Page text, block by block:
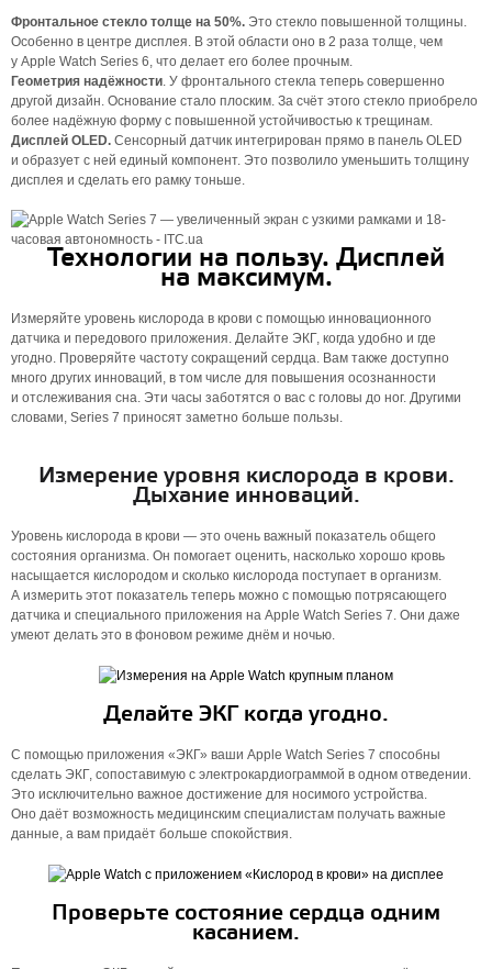
Фронтальное стекло толще на 50%. Это стекло повышенной толщины.
Особенно в центре дисплея. В этой области оно в 2 раза толще, чем
у Apple Watch Series 6, что делает его более прочным.
Геометрия надёжности. У фронтального стекла теперь совершенно
другой дизайн. Основание стало плоским. За счёт этого стекло приобрело
более надёжную форму с повышенной устойчивостью к трещинам.
Дисплей OLED. Сенсорный датчик интегрирован прямо в панель OLED
и образует с ней единый компонент. Это позволило уменьшить толщину
дисплея и сделать его рамку тоньше.
Технологии на пользу. Дисплей
на макси­мум.
Измеряйте уровень кислорода в крови с помощью иннова­ционного
датчика и передового приложения. Делайте ЭКГ, когда удобно и где
угодно. Проверяйте частоту сокращений сердца. Вам также доступно
много других инноваций, в том числе для повыше­ния осознанности
и отслеживания сна. Эти часы заботятся о вас с головы до ног. Другими
словами, Series 7 приносят заметно больше пользы.
Измерение уровня кислорода в крови.
Дыхание инноваций.
Уровень кислорода в крови — это очень важный показатель общего
состояния организма. Он помогает оценить, насколько хорошо кровь
насыщается кислородом и сколько кислорода поступает в организм.
А измерить этот показатель теперь можно с помощью потрясающего
датчика и специального приложения на Apple Watch Series 7. Они даже
умеют делать это в фоновом режиме днём и ночью.
Делайте ЭКГ когда угодно.
С помощью приложения «ЭКГ» ваши Apple Watch Series 7 способны
сделать ЭКГ, сопоставимую с электро­кардио­граммой в одном отведении.
Это исключительно важное достижение для носимого устройства.
Оно даёт возможность медицинским специалистам получать важные
данные, а вам придаёт больше спокойствия.
Проверьте состояние сердца одним
касанием.